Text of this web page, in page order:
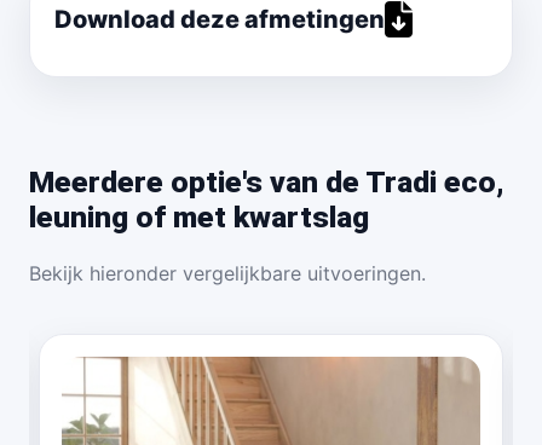
Download deze afmetingen
Meerdere optie's van de Tradi eco,
leuning of met kwartslag
Bekijk hieronder vergelijkbare uitvoeringen.